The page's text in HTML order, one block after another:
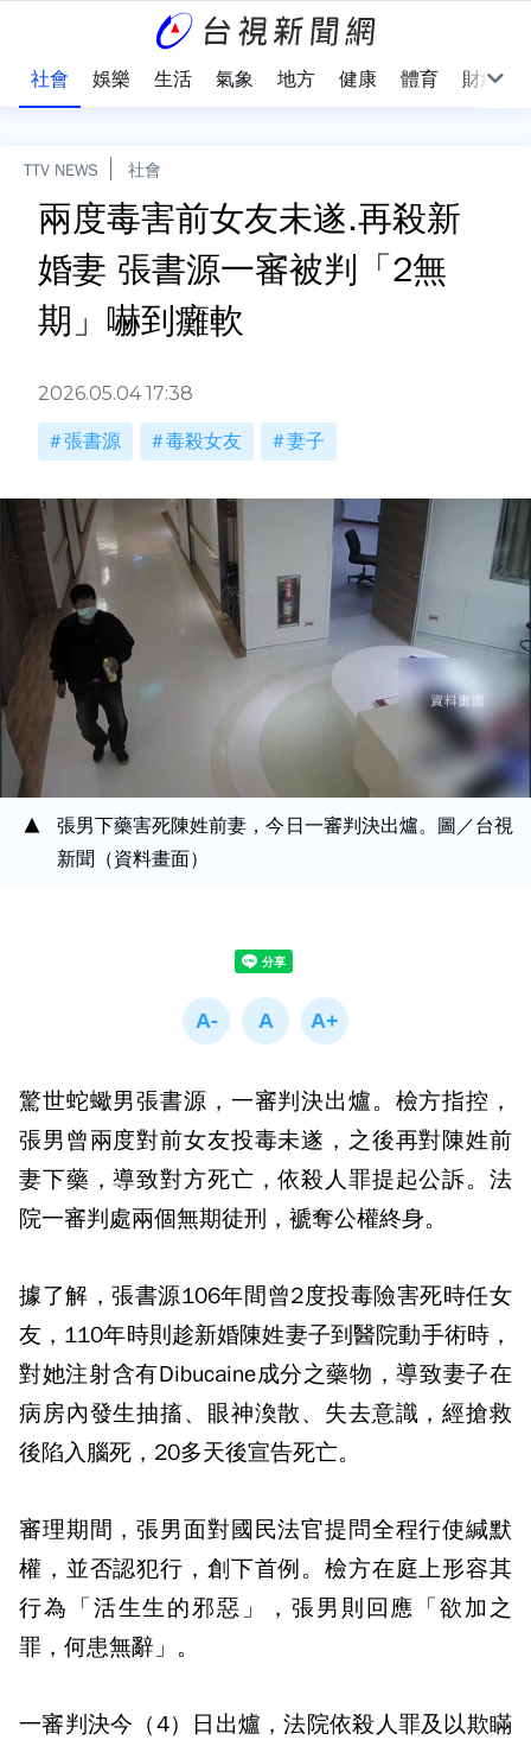
社會 娛樂 生活 氣象 地方 健康 體育 財經
TTV NEWS 社會
兩度毒害前女友未遂.再殺新
婚妻 張書源一審被判「2無
期」嚇到癱軟
2026.05.04 17:38
張書源 毒殺女友 妻子
張男下藥害死陳姓前妻，今日一審判決出爐。圖／台視
新聞（資料畫面）
驚世蛇蠍男張書源，一審判決出爐。檢方指控，
張男曾兩度對前女友投毒未遂，之後再對陳姓前
妻下藥，導致對方死亡，依殺人罪提起公訴。法
院一審判處兩個無期徒刑，褫奪公權終身。
據了解，張書源106年間曾2度投毒險害死時任女
友，110年時則趁新婚陳姓妻子到醫院動手術時，
對她注射含有Dibucaine成分之藥物，導致妻子在
病房內發生抽搐、眼神渙散、失去意識，經搶救
後陷入腦死，20多天後宣告死亡。
審理期間，張男面對國民法官提問全程行使緘默
權，並否認犯行，創下首例。檢方在庭上形容其
行為「活生生的邪惡」，張男則回應「欲加之
罪，何患無辭」。
一審判決今（4）日出爐，法院依殺人罪及以欺瞞